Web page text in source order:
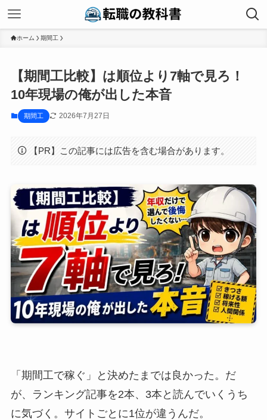
ホーム 期間工
【期間工比較】は順位より7軸で見ろ！
10年現場の俺が出した本音
期間工 2026年7月27日
【PR】この記事には広告を含む場合があります。
「期間工で稼ぐ」と決めたまでは良かった。だ
が、ランキング記事を2本、3本と読んでいくうち
に気づく。サイトごとに1位が違うんだ。